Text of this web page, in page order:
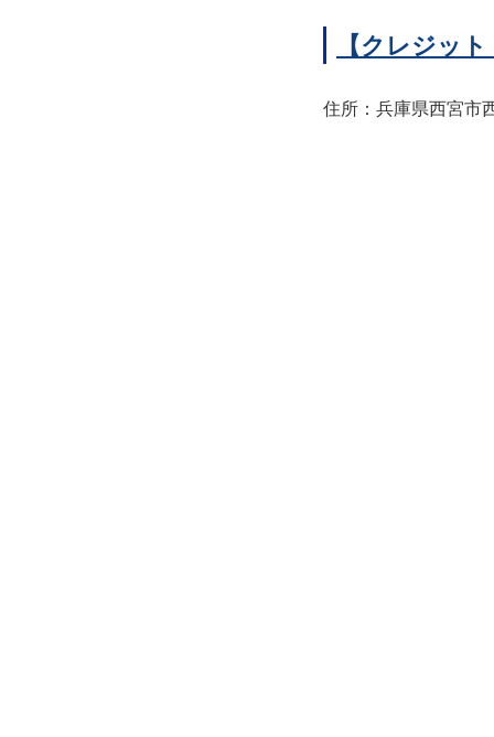
【クレジッ
住所：兵庫県西宮市